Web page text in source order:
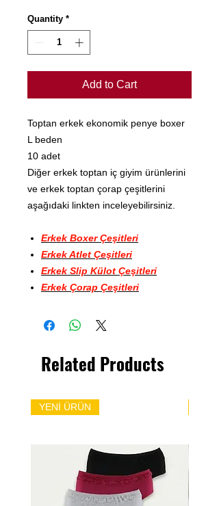
Quantity *
Add to Cart
Toptan erkek ekonomik penye boxer
L beden
10 adet
Diğer erkek toptan iç giyim ürünlerini
ve erkek toptan çorap çeşitlerini
aşağıdaki linkten inceleyebilirsiniz.
Erkek Boxer Çeşitleri
Erkek Atlet Çeşitleri
Erkek Slip Külot Çeşitleri
Erkek Çorap Çeşitleri
Related Products
YENİ ÜRÜN